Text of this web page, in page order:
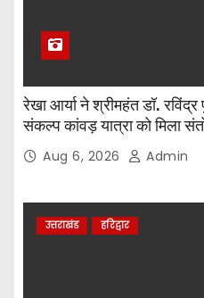
रेखा आर्या ने श्रीमहंत डॉ.
संकल्प कांवड़ यात्रा को मिला
Aug 6, 2026 Admin
उत्तराखंड हरिद्वार